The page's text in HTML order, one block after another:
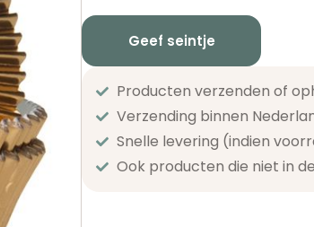
Geef seintje
Producten verzenden of
Verzending binnen
Snelle levering (indien
Ook producten die niet in